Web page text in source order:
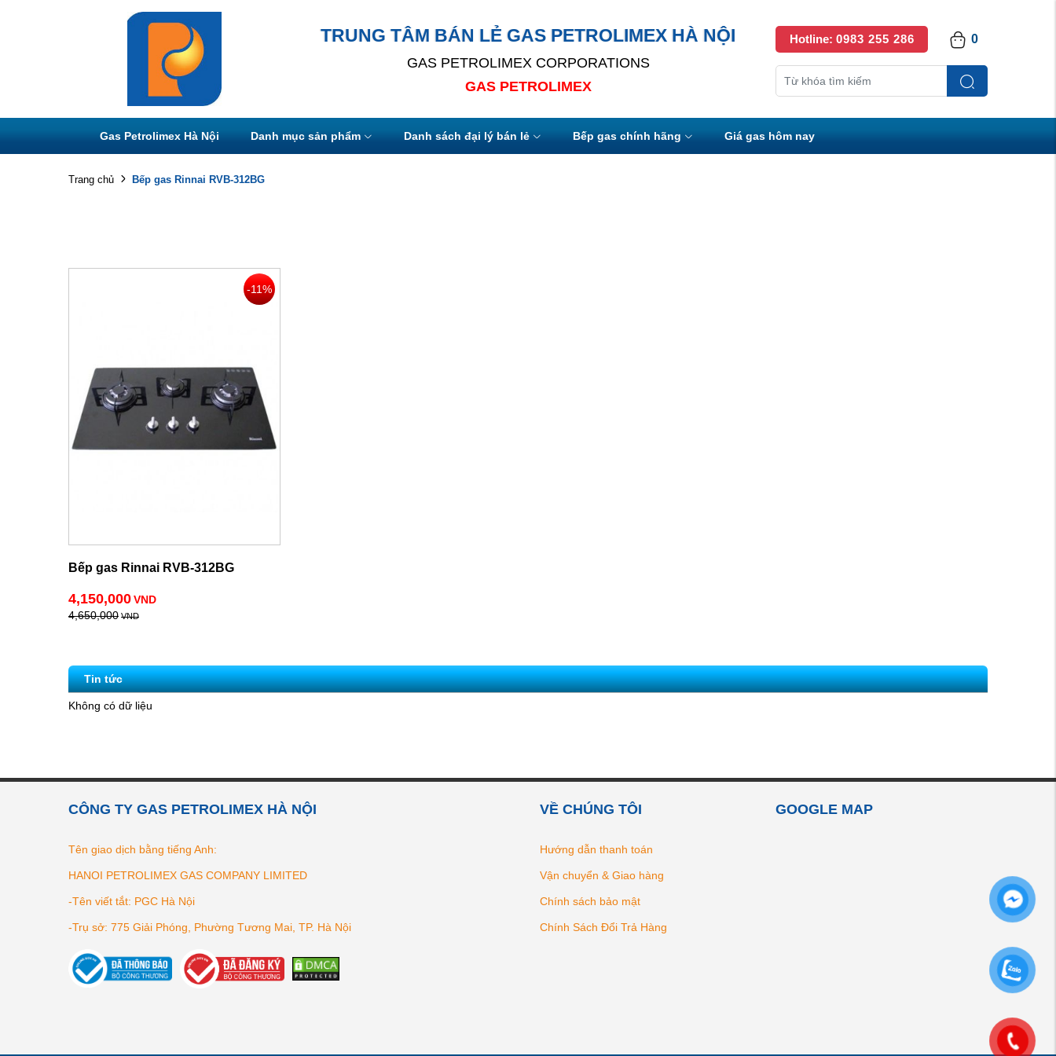
TRUNG TÂM BÁN LẺ GAS PETROLIMEX HÀ NỘI
GAS PETROLIMEX CORPORATIONS
GAS PETROLIMEX
Hotline: 0983 255 286 0
Gas Petrolimex Hà Nội Danh mục sản phẩm Danh sách đại lý bán lẻ Bếp gas chính hãng Giá gas hôm nay
Trang chủ Bếp gas Rinnai RVB-312BG
-11%
Bếp gas Rinnai RVB-312BG
4,150,000 VND
4,650,000 VND
Tin tức
Không có dữ liệu
CÔNG TY GAS PETROLIMEX HÀ NỘI
Tên giao dịch bằng tiếng Anh:
HANOI PETROLIMEX GAS COMPANY LIMITED
-Tên viết tắt: PGC Hà Nội
-Trụ sở: 775 Giải Phóng, Phường Tương Mai, TP. Hà Nội
VỀ CHÚNG TÔI
Hướng dẫn thanh toán
Vận chuyển & Giao hàng
Chính sách bảo mật
Chính Sách Đổi Trả Hàng
GOOGLE MAP